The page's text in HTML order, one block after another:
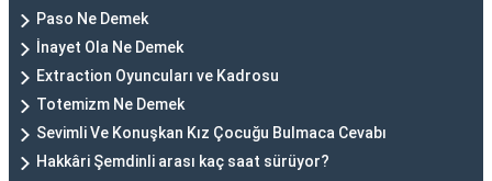
Paso Ne Demek
İnayet Ola Ne Demek
Extraction Oyuncuları ve Kadrosu
Totemizm Ne Demek
Sevimli Ve Konuşkan Kız Çocuğu Bulmaca Cevabı
Hakkâri Şemdinli arası kaç saat sürüyor?